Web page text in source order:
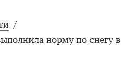
/
норму по снегу в